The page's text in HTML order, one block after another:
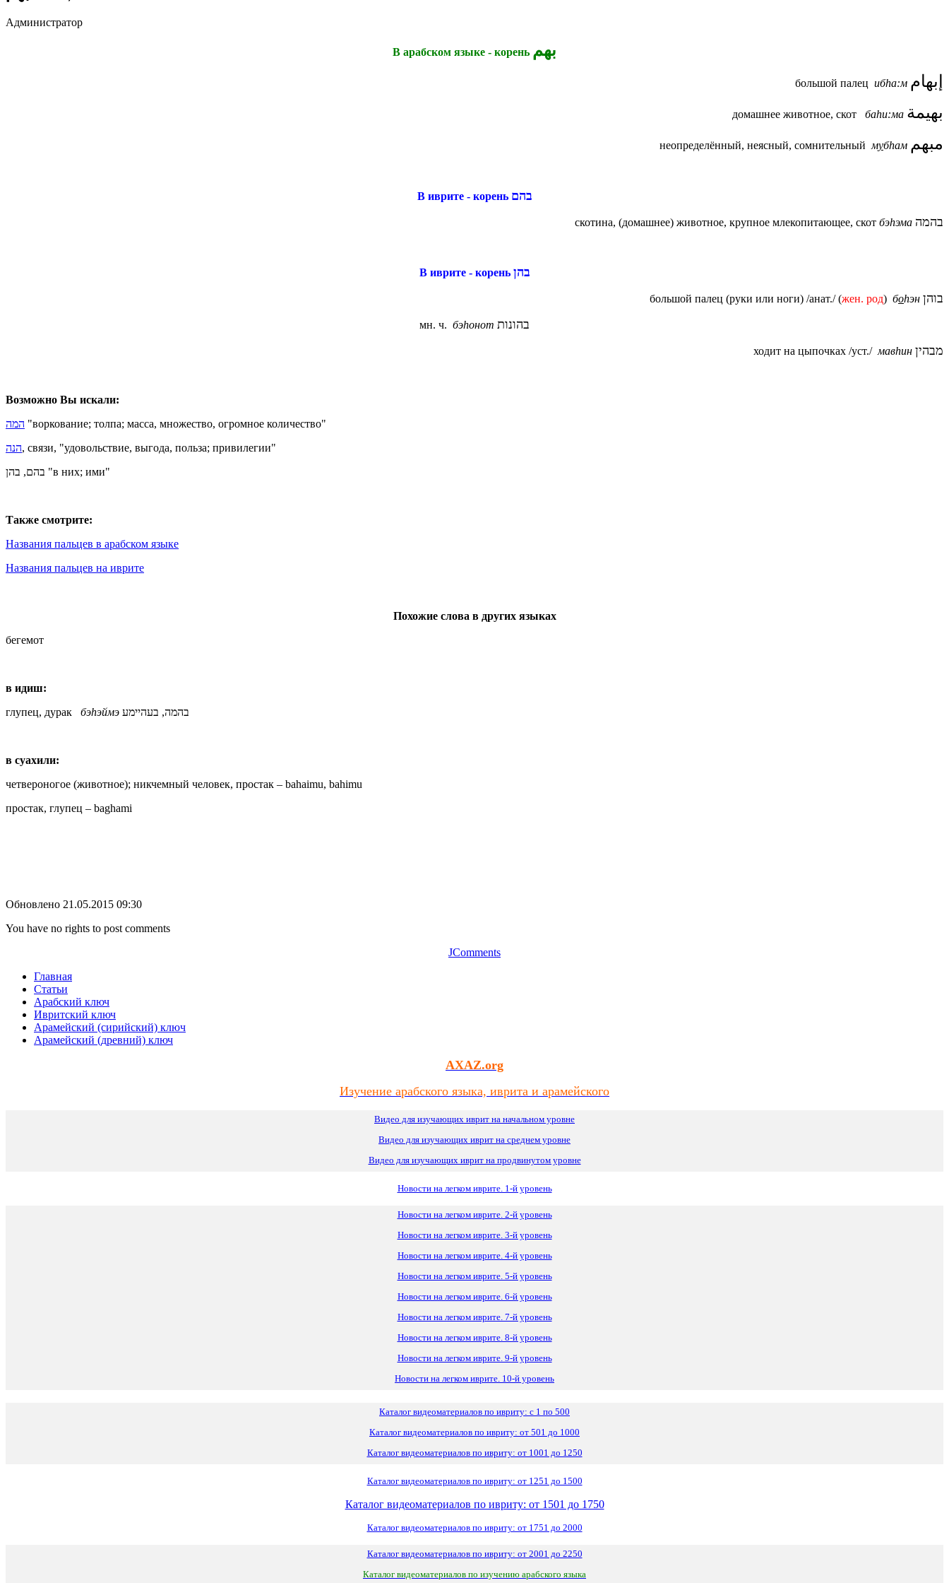
Администратор
В арабском языке - корень بهم
большой палец ибhа:м إبهام
домашнее животное, скот баhи:ма بهيمة
неопределённый, неясный, сомнительный мубhам مبهم
В иврите - корень בהם
скотина, (домашнее) животное, крупное млекопитающее, скот бэhэма בהמה
В иврите - корень בהן
большой палец (руки или ноги) /анат./ (жен. род) боhэн בוהן
мн. ч. бэhонот בהונות
ходит на цыпочках /уст./ мавhин מבהין
Возможно Вы искали:
המה "воркование; толпа; масса, множество, огромное количество"
הנה, связи, "удовольствие, выгода, польза; привилегии"
בהם, בהן "в них; ими"
Также смотрите:
Названия пальцев в арабском языке
Названия пальцев на иврите
Похожие слова в других языках
бегемот
в идиш:
глупец, дурак бэhэймэ בהמה, בעהיימע
в суахили:
четвероногое (животное); никчемный человек, простак – bahaimu, bahimu
простак, глупец – baghami
Обновлено 21.05.2015 09:30
You have no rights to post comments
JComments
Главная
Статьи
Арабский ключ
Ивритский ключ
Арамейский (сирийский) ключ
Арамейский (древний) ключ
AXAZ.org
Изучение арабского языка, иврита и арамейского
Видео для изучающих иврит на начальном уровне
Видео для изучающих иврит на среднем уровне
Видео для изучающих иврит на продвинутом уровне
Новости на легком иврите. 1-й уровень
Новости на легком иврите. 2-й уровень
Новости на легком иврите. 3-й уровень
Новости на легком иврите. 4-й уровень
Новости на легком иврите. 5-й уровень
Новости на легком иврите. 6-й уровень
Новости на легком иврите. 7-й уровень
Новости на легком иврите. 8-й уровень
Новости на легком иврите. 9-й уровень
Новости на легком иврите. 10-й уровень
Каталог видеоматериалов по ивриту: с 1 по 500
Каталог видеоматериалов по ивриту: от 501 до 1000
Каталог видеоматериалов по ивриту: от 1001 до 1250
Каталог видеоматериалов по ивриту: от 1251 до 1500
Каталог видеоматериалов по ивриту: от 1501 до 1750
Каталог видеоматериалов по ивриту: от 1751 до 2000
Каталог видеоматериалов по ивриту: от 2001 до 2250
Каталог видеоматериалов по изучению арабского языка